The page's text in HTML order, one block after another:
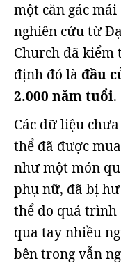
một căn gác
nghiên cứu từ
Church đã kiểm
định đó là đầu
2.000 năm tuổi.
Các dữ liệu
thể đã được
như một món
phụ nữ, đã bị
thể do quá trình
qua tay nhiều
bên trong vẫn